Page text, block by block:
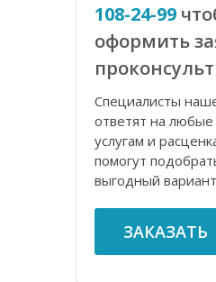
108-24-99
оформить
Специалисты
ответят на
услугам и
помогут
выгодный
ЗАКАЗАТЬ